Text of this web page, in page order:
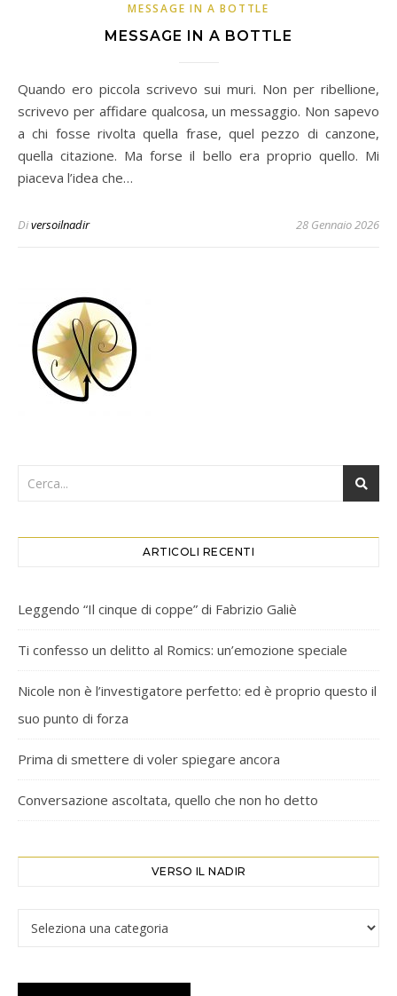
MESSAGE IN A BOTTLE
MESSAGE IN A BOTTLE
Quando ero piccola scrivevo sui muri. Non per ribellione,
scrivevo per affidare qualcosa, un messaggio. Non sapevo
a chi fosse rivolta quella frase, quel pezzo di canzone,
quella citazione. Ma forse il bello era proprio quello. Mi
piaceva l’idea che…
Diversoilnadir 28 Gennaio 2026
ARTICOLI RECENTI
Leggendo “Il cinque di coppe” di Fabrizio Galiè
Ti confesso un delitto al Romics: un’emozione speciale
Nicole non è l’investigatore perfetto: ed è proprio questo il
suo punto di forza
Prima di smettere di voler spiegare ancora
Conversazione ascoltata, quello che non ho detto
VERSO IL NADIR
Verso il Nadir